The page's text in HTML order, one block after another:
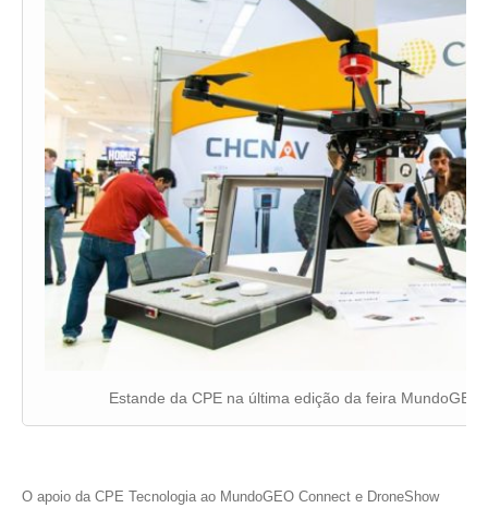
Estande da CPE na última edição da feira
O apoio da CPE Tecnologia ao MundoGEO Connect e DroneShow